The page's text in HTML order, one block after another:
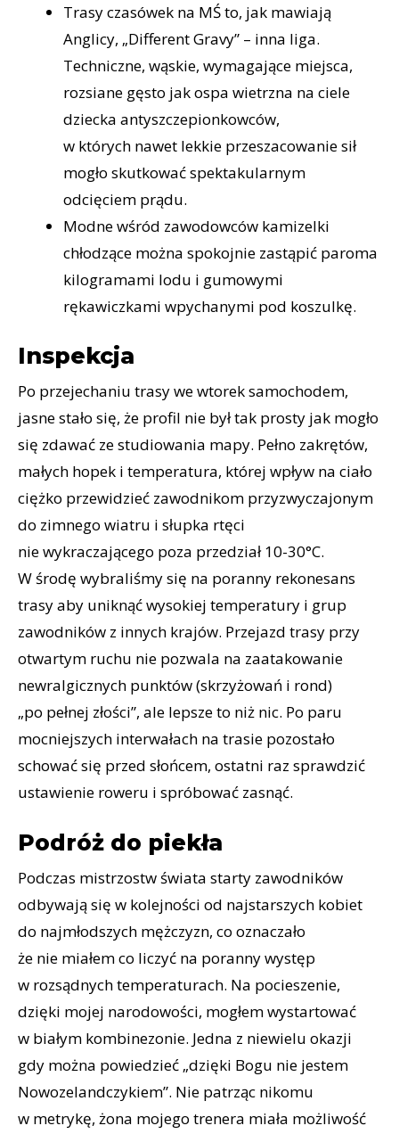
Trasy czasówek na MŚ to, jak mawiają
Anglicy, „Different Gravy” – inna liga.
Techniczne, wąskie, wymagające miejsca,
rozsiane gęsto jak ospa wietrzna na ciele
dziecka antyszczepionkowców,
w których nawet lekkie przeszacowanie sił
mogło skutkować spektakularnym
odcięciem prądu.
Modne wśród zawodowców kamizelki
chłodzące można spokojnie zastąpić paroma
kilogramami lodu i gumowymi
rękawiczkami wpychanymi pod koszulkę.
Inspekcja
Po przejechaniu trasy we wtorek samochodem,
jasne stało się, że profil nie był tak prosty jak mogło
się zdawać ze studiowania mapy. Pełno zakrętów,
małych hopek i temperatura, której wpływ na ciało
ciężko przewidzieć zawodnikom przyzwyczajonym
do zimnego wiatru i słupka rtęci
nie wykraczającego poza przedział 10-30°C.
W środę wybraliśmy się na poranny rekonesans
trasy aby uniknąć wysokiej temperatury i grup
zawodników z innych krajów. Przejazd trasy przy
otwartym ruchu nie pozwala na zaatakowanie
newralgicznych punktów (skrzyżowań i rond)
„po pełnej złości”, ale lepsze to niż nic. Po paru
mocniejszych interwałach na trasie pozostało
schować się przed słońcem, ostatni raz sprawdzić
ustawienie roweru i spróbować zasnąć.
Podróż do piekła
Podczas mistrzostw świata starty zawodników
odbywają się w kolejności od najstarszych kobiet
do najmłodszych mężczyzn, co oznaczało
że nie miałem co liczyć na poranny występ
w rozsądnych temperaturach. Na pocieszenie,
dzięki mojej narodowości, mogłem wystartować
w białym kombinezonie. Jedna z niewielu okazji
gdy można powiedzieć „dzięki Bogu nie jestem
Nowozelandczykiem”. Nie patrząc nikomu
w metrykę, żona mojego trenera miała możliwość